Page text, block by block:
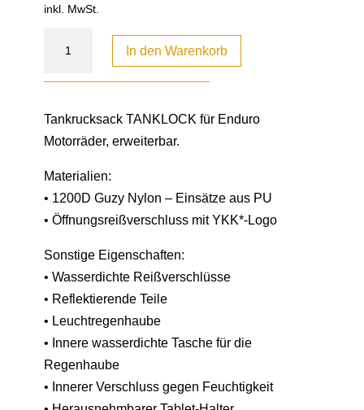
inkl. MwSt.
In den Warenkorb
Tankrucksack TANKLOCK für Enduro
Motorräder, erweiterbar.
Materialien:
• 1200D Guzy Nylon – Einsätze aus PU
• Öffnungsreißverschluss mit YKK*-Logo
Sonstige Eigenschaften:
• Wasserdichte Reißverschlüsse
• Reflektierende Teile
• Leuchtregenhaube
• Innere wasserdichte Tasche für die
Regenhaube
• Innerer Verschluss gegen Feuchtigkeit